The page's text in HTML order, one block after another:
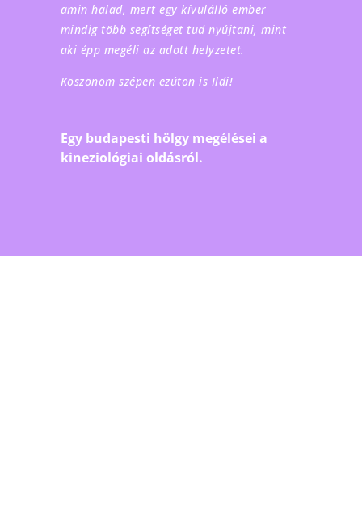
amin halad, mert egy kívülálló ember
mindig több segítséget tud nyújtani, mint
aki épp megéli az adott helyzetet.
Köszönöm szépen ezúton is Ildi!
Egy budapesti hölgy megélései a
kineziológiai oldásról.